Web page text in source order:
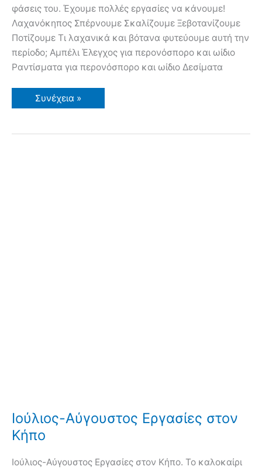
φάσεις του. Έχουμε πολλές εργασίες να κάνουμε!
Λαχανόκηπος Σπέρνουμε Σκαλίζουμε Ξεβοτανίζουμε
Ποτίζουμε Τι λαχανικά και βότανα φυτεύουμε αυτή την
περίοδο; Αμπέλι Έλεγχος για περονόσπορο και ωίδιο
Ραντίσματα για περονόσπορο και ωίδιο Δεσίματα
Μάιος-
Ιούνιος
Κήπο
Συνέχεια »
Ιούλιος-Αύγουστος Εργασίες στον
Κήπο
Ιούλιος-Αύγουστος Εργασίες στον Κήπο. Το καλοκαίρι